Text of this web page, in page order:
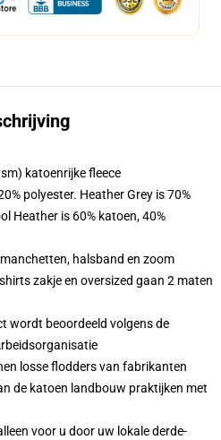
katoenrijke fleece
polyester. Heather Grey is 70%
Heather is 60% katoen, 40%
halsband en zoom
zakje en oversized gaan 2 maten
wordt beoordeeld volgens de
losse flodders van fabrikanten
de katoen landbouw praktijken met
voor u door uw lokale derde-